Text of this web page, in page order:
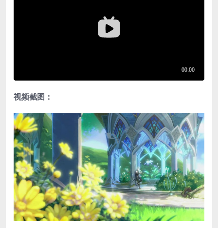
视频截图：